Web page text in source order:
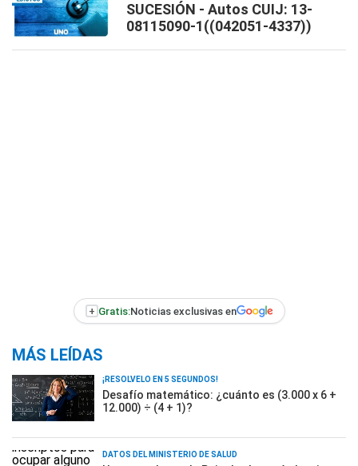
SUCESIÓN - Autos CUIJ: 13-
08115090-1((042051-4337))
+ Gratis:Noticias exclusivas en
MÁS LEÍDAS
¡RESOLVELO EN 5 SEGUNDOS!
Desafío matemático: ¿cuánto es (3.000 x 6 +
12.000) ÷ (4 + 1)?
DATOS DEL MINISTERIO DE SALUD